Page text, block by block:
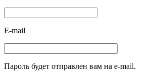
E-mail
Пароль будет отправлен вам на e-mail.